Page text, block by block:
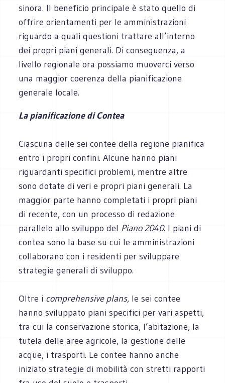
sinora. Il beneficio principale è stato quello di
offrire orientamenti per le amministrazioni
riguardo a quali questioni trattare all’interno
dei propri piani generali. Di conseguenza, a
livello regionale ora possiamo muoverci verso
una maggior coerenza della pianificazione
generale locale.
La pianificazione di Contea
Ciascuna delle sei contee della regione pianifica
entro i propri confini. Alcune hanno piani
riguardanti specifici problemi, mentre altre
sono dotate di veri e propri piani generali. La
maggior parte hanno completati i propri piani
di recente, con un processo di redazione
parallelo allo sviluppo del Piano 2040. I piani di
contea sono la base su cui le amministrazioni
collaborano con i residenti per sviluppare
strategie generali di sviluppo.
Oltre i comprehensive plans, le sei contee
hanno sviluppato piani specifici per vari aspetti,
tra cui la conservazione storica, l’abitazione, la
tutela delle aree agricole, la gestione delle
acque, i trasporti. Le contee hanno anche
iniziato strategie di mobilità con stretti rapporti